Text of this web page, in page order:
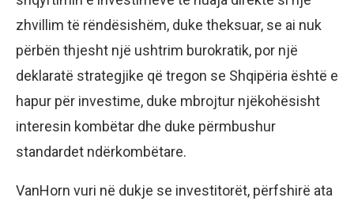
zhvillim të rëndësishëm, duke theksuar, se ai nuk
përbën thjesht një ushtrim burokratik, por një
deklaratë strategjike që tregon se Shqipëria është e
hapur për investime, duke mbrojtur njëkohësisht
interesin kombëtar dhe duke përmbushur
standardet ndërkombëtare.
VanHorn vuri në dukje se investitorët, përfshirë ata